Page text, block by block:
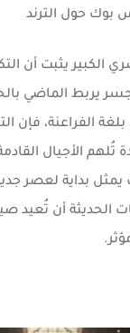
بوك حول الترند
الكبيريثبت أن
جسر يربط الماضي
الفراعنة، فإن
تُلهم الأجيال
يمثل بداية لعصر
الحديثة أن تُعيد